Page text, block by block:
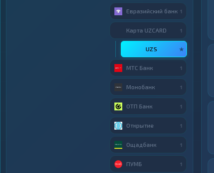
Евразийский банк 1
Карта UZCARD 1
UZS ★
МТС Банк 1
Монобанк 1
ОТП Банк 1
Открытие 1
Ощадбанк 1
ПУМБ 1